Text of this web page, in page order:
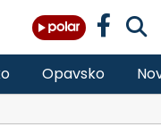
Opavsko